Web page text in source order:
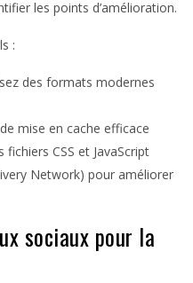
les points d’amélioration.
:
des formats modernes
mise en cache efficace
CSS et JavaScript
Network) pour améliorer
sociaux pour la